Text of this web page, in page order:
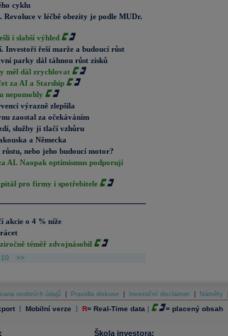
cyklu
v léčbě obezity je podle MUDr.
i slabší výhled
Investoři řeší marže a budoucí růst
parky dál táhnou růst zisků
měl dál zrychlovat
za AI a Starship
nepomohly
výrazně zlepšila
zaostal za očekáváním
služby ji tlačí vzhůru
a Německa
nebo jeho budoucí motor?
AI. Naopak optimismus podporují
pro firmy i spotřebitele
akcie o 4 % níže
téměř zdvojnásobil
10 >>
osobních údajů Pravidla diskuse Investiční disclaimer Náměty
| Mobilní verze | R= Real-Time data | = placený obsah
Škola investora: